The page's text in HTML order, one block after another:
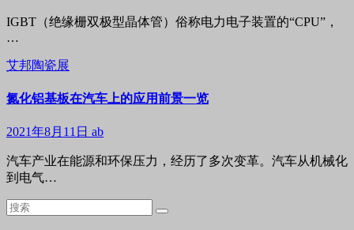
IGBT（绝缘栅双极型晶体管）俗称电力电子装置的“CPU”，
…
艾邦陶瓷展
氮化铝基板在汽车上的应用前景一览
2021年8月11日 ab
汽车产业在能源和环保压力，经历了多次变革。汽车从机械化
到电气…